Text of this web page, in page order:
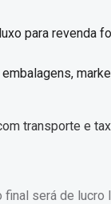
para revenda
transporte e
será de